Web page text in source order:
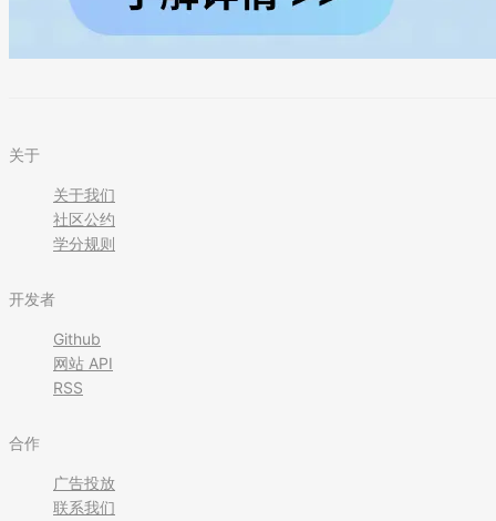
关于
关于我们
社区公约
学分规则
开发者
Github
网站 API
RSS
合作
广告投放
联系我们